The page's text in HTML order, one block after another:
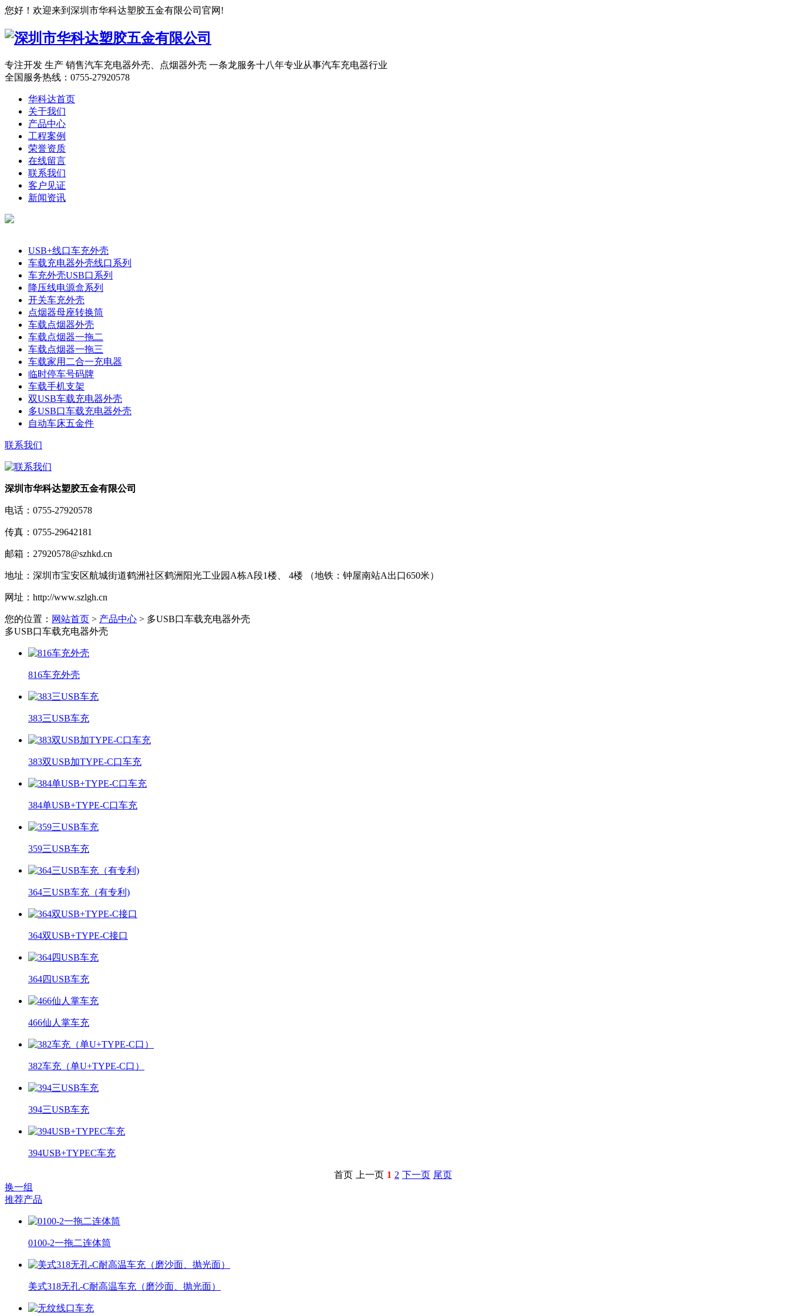
您好！欢迎来到深圳市华科达塑胶五金有限公司官网!
专注开发 生产 销售汽车充电器外壳、点烟器外壳 一条龙服务十八年专业从事汽车充电器行业
全国服务热线： 0755-27920578
华科达首页
关于我们
产品中心
工程案例
荣誉资质
在线留言
联系我们
客户见证
新闻资讯
USB+线口车充外壳
车载充电器外壳线口系列
车充外壳USB口系列
降压线电源盒系列
开关车充外壳
点烟器母座转换筒
车载点烟器外壳
车载点烟器一拖二
车载点烟器一拖三
车载家用二合一充电器
临时停车号码牌
车载手机支架
双USB车载充电器外壳
多USB口车载充电器外壳
自动车床五金件
联系我们
深圳市华科达塑胶五金有限公司
电话： 0755-27920578
传真： 0755-29642181
邮箱： 27920578@szhkd.cn
地址： 深圳市宝安区航城街道鹤洲社区鹤洲阳光工业园A栋A段1楼、 4楼 （地铁：钟屋南站A出口650米）
网址： http://www.szlgh.cn
您的位置： 网站首页 > 产品中心 > 多USB口车载充电器外壳
多USB口车载充电器外壳
816车充外壳
383三USB车充
383双USB加TYPE-C口车充
384单USB+TYPE-C口车充
359三USB车充
364三USB车充（有专利)
364双USB+TYPE-C接口
364四USB车充
466仙人掌车充
382车充（单U+TYPE-C口）
394三USB车充
394USB+TYPEC车充
首页 上一页 1 2 下一页 尾页
换一组
推荐产品
0100-2一拖二连体筒
美式318无孔-C耐高温车充（磨沙面、抛光面）